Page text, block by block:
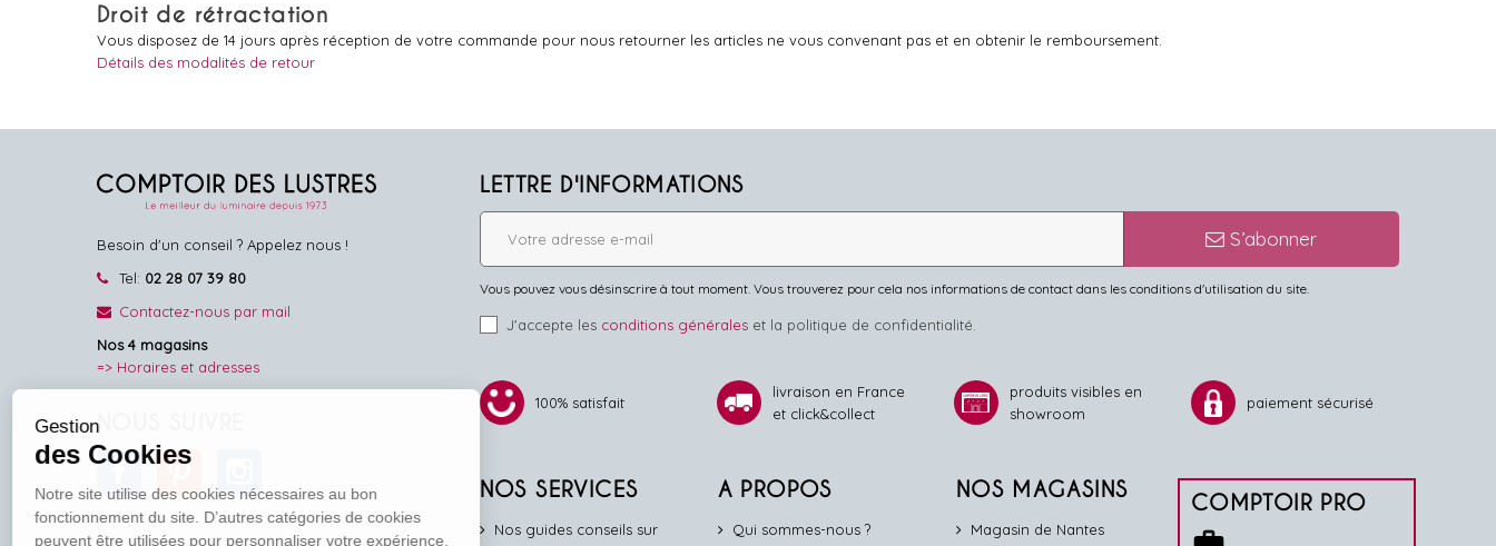
Droit de rétractation
Vous disposez de 14 jours après réception de votre commande pour nous retourner les articles ne vous convenant pas et en obtenir le remboursement.
Détails des modalités de retour
Besoin d'un conseil ? Appelez nous !
Tel: 02 28 07 39 80
Contactez-nous par mail
Nos 4 magasins
=> Horaires et adresses
NOUS SUIVRE
Facebook
LETTRE D'INFORMATIONS
S’abonner
Vous pouvez vous désinscrire à tout moment. Vous trouverez pour cela nos informations de contact dans les conditions d'utilisation du site.
J'accepte les conditions généraleset la politique de confidentialité.
100% satisfait
livraison en France
et click&collect
produits visibles en
showroom
paiement sécurisé
NOS SERVICES
Nos guides conseils sur
A PROPOS
Qui sommes-nous ?
NOS MAGASINS
Magasin de Nantes
COMPTOIR PRO
Gestion
des Cookies
Notre site utilise des cookies nécessaires au bon
fonctionnement du site. D’autres catégories de cookies
peuvent être utilisées pour personnaliser votre expérience,